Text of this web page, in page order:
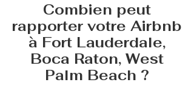
Combien peut
rapporter votre Airbnb
à Fort Lauderdale,
Boca Raton, West
Palm Beach ?